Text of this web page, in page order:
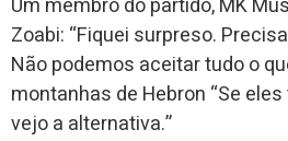
Um membro do partido, MK
Zoabi: “Fiquei surpreso.
Não podemos aceitar tudo o
montanhas de Hebron “Se
vejo a alternativa.”